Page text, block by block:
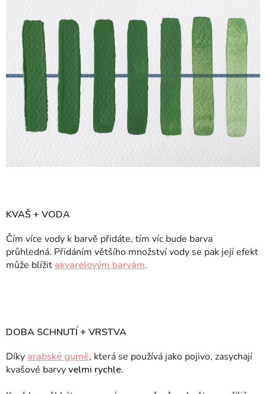
KVAŠ + VODA
Čím více vody k barvě přidáte, tím víc bude barva
průhledná. Přidáním většího množství vody se pak její efekt
může blížit akvarelovým barvám.
DOBA SCHNUTÍ + VRSTVA
Díky arabské gumě, která se používá jako pojivo, zasychají
kvašové barvyvelmi rychle.